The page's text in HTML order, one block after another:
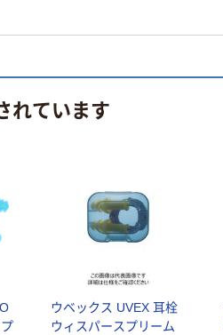
れています
ウベックス UVEX 耳栓
ウィスパースプリーム